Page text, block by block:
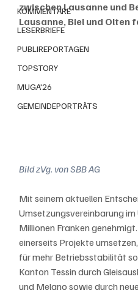
KOMMENTARE
LESERBRIEFE
PUBLIREPORTAGEN
TOPSTORY
MUGA'26
GEMEINDEPORTRÄTS
zwischen Lausanne und
Lausanne, Biel und Olten
Bild zVg. von SBB AG
Mit seinem aktuellen
Umsetzungsvereinbarung
Millionen Franken
einerseits Projekte
für mehr Betriebsstabilität
Kanton Tessin durch
und Melano sowie durch